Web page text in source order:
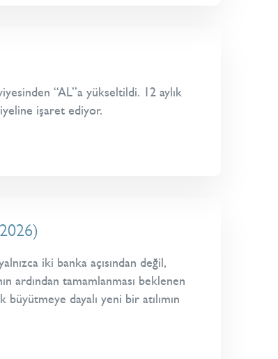
“AL”a yükseltildi. 12 aylık
işaret ediyor.
iki banka açısından değil,
ardından tamamlanması beklenen
dayalı yeni bir atılımın